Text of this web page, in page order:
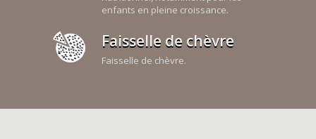
enfants en pleine croissance.
Faisselle de chèvre
Faisselle de chèvre.